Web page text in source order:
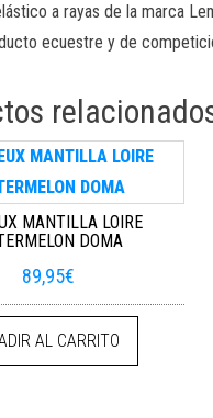
a rayas de la marca
ecuestre y de
MANTILLA LOIRE
DOMA
89,95€
AL CARRITO